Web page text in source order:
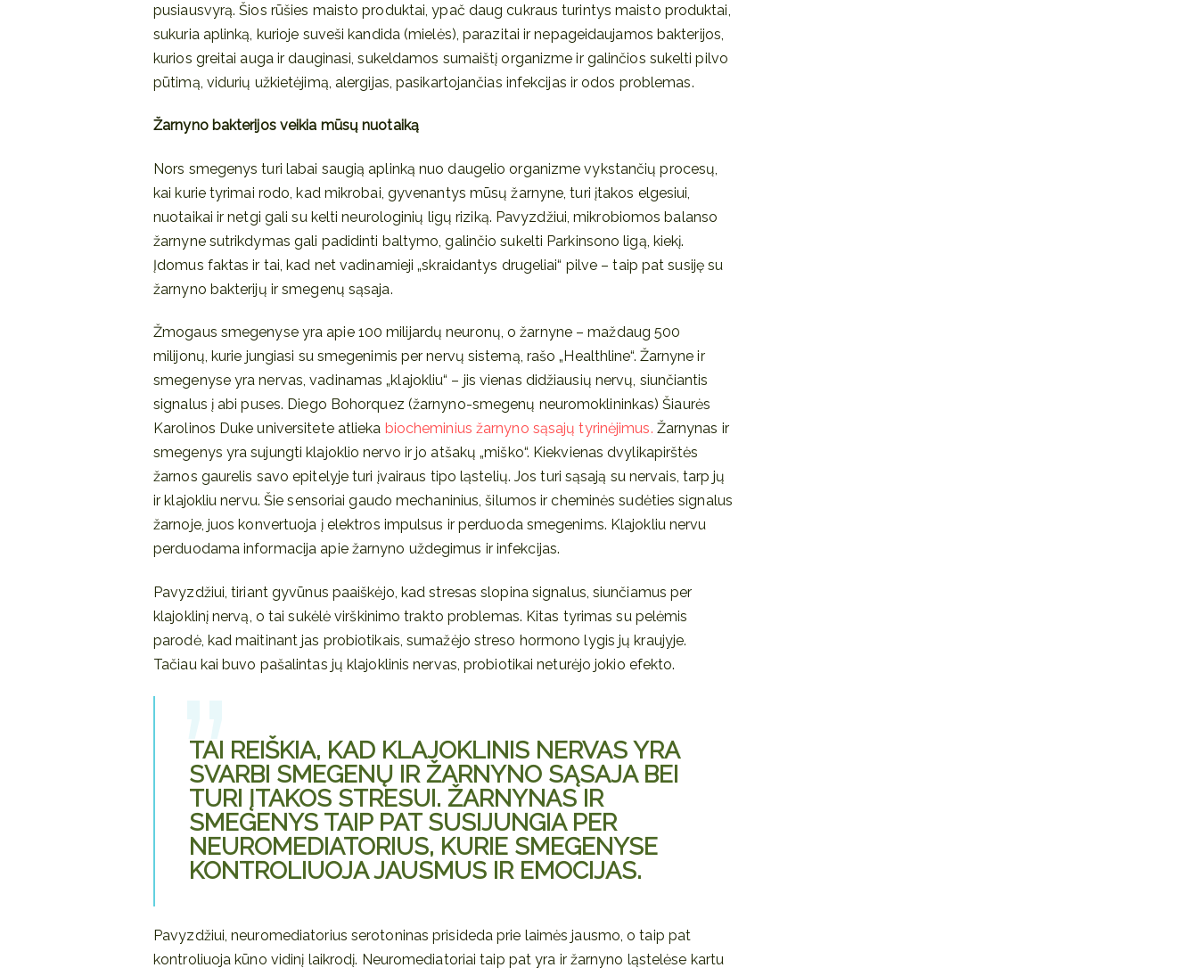
pusiausvyrą. Šios rūšies maisto produktai, ypač daug cukraus turintys maisto produktai,
sukuria aplinką, kurioje suveši kandida (mielės), parazitai ir nepageidaujamos bakterijos,
kurios greitai auga ir dauginasi, sukeldamos sumaištį organizme ir galinčios sukelti pilvo
pūtimą, vidurių užkietėjimą, alergijas, pasikartojančias infekcijas ir odos problemas.
Žarnyno bakterijos veikia mūsų nuotaiką
Nors smegenys turi labai saugią aplinką nuo daugelio organizme vykstančių procesų,
kai kurie tyrimai rodo, kad mikrobai, gyvenantys mūsų žarnyne, turi įtakos elgesiui,
nuotaikai ir netgi gali su kelti neurologinių ligų riziką. Pavyzdžiui, mikrobiomos balanso
žarnyne sutrikdymas gali padidinti baltymo, galinčio sukelti Parkinsono ligą, kiekį.
Įdomus faktas ir tai, kad net vadinamieji „skraidantys drugeliai“ pilve – taip pat susiję su
žarnyno bakterijų ir smegenų sąsaja.
Žmogaus smegenyse yra apie 100 milijardų neuronų, o žarnyne – maždaug 500
milijonų, kurie jungiasi su smegenimis per nervų sistemą, rašo „Healthline“. Žarnyne ir
smegenyse yra nervas, vadinamas „klajokliu“ – jis vienas didžiausių nervų, siunčiantis
signalus į abi puses. Diego Bohorquez (žarnyno-smegenų neuromoklininkas) Šiaurės
Karolinos Duke universitete atlieka biocheminius žarnyno sąsajų tyrinėjimus. Žarnynas ir
smegenys yra sujungti klajoklio nervo ir jo atšakų „miško“. Kiekvienas dvylikapirštės
žarnos gaurelis savo epitelyje turi įvairaus tipo ląstelių. Jos turi sąsają su nervais, tarp jų
ir klajokliu nervu. Šie sensoriai gaudo mechaninius, šilumos ir cheminės sudėties signalus
žarnoje, juos konvertuoja į elektros impulsus ir perduoda smegenims. Klajokliu nervu
perduodama informacija apie žarnyno uždegimus ir infekcijas.
Pavyzdžiui, tiriant gyvūnus paaiškėjo, kad stresas slopina signalus, siunčiamus per
klajoklinį nervą, o tai sukėlė virškinimo trakto problemas. Kitas tyrimas su pelėmis
parodė, kad maitinant jas probiotikais, sumažėjo streso hormono lygis jų kraujyje.
Tačiau kai buvo pašalintas jų klajoklinis nervas, probiotikai neturėjo jokio efekto.
TAI REIŠKIA, KAD KLAJOKLINIS NERVAS YRA
SVARBI SMEGENŲ IR ŽARNYNO SĄSAJA BEI
TURI ĮTAKOS STRESUI. ŽARNYNAS IR
SMEGENYS TAIP PAT SUSIJUNGIA PER
NEUROMEDIATORIUS, KURIE SMEGENYSE
KONTROLIUOJA JAUSMUS IR EMOCIJAS.
Pavyzdžiui, neuromediatorius serotoninas prisideda prie laimės jausmo, o taip pat
kontroliuoja kūno vidinį laikrodį. Neuromediatoriai taip pat yra ir žarnyno ląstelėse kartu